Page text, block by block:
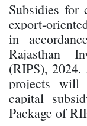
Subsidies for
export-
in
Rajasthan
(RIPS),
projects
capital
Package of